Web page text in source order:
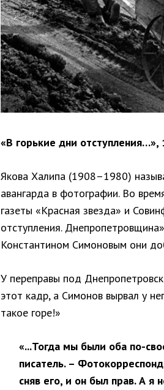
«В горькие дни отступления…»,
Якова Халипа (1908–1980)
авангарда в фотографии. Во
газеты «Красная звезда» и
отступления.
Константином Симоновым они
У переправы под
этот кадр, а Симонов вырвал у
такое горе!»
«...Тогда мы были оба по-
писатель. –
сняв его, и он был прав. А я